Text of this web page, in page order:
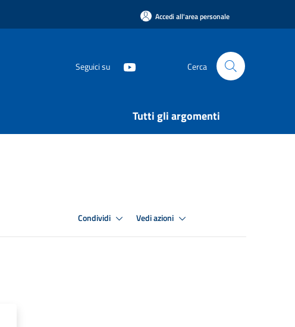
Accedi all'area personale
Seguici su Cerca
Tutti gli argomenti
Condividi Vedi azioni